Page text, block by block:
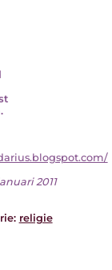
2011
religie